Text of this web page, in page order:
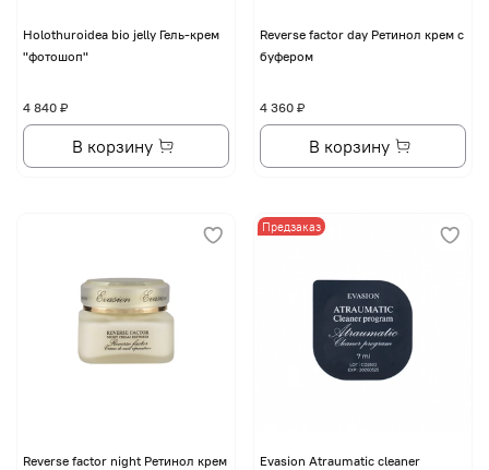
Holothuroidea bio jelly Гель-крем
"фотошоп"
4 840 ₽
В корзину
Reverse factor day Ретинол крем с
буфером
4 360 ₽
В корзину
Reverse factor night Ретинол крем
Предзаказ
Evasion Atraumatic cleaner